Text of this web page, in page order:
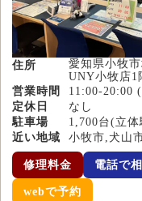
住所
愛知県小牧
UNY小牧店1
営業時間
11:00-20:00
定休日
なし
駐車場
1,700台(立
近い地域
小牧市,犬山
修理料金 電話で
webで予約